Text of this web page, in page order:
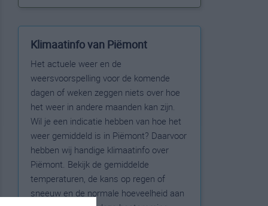
Klimaatinfo van Piëmont
Het actuele weer en de
weersvoorspelling voor de komende
dagen of weken zeggen niets over hoe
het weer in andere maanden kan zijn.
Wil je een indicatie hebben van hoe het
weer gemiddeld is in Piëmont? Daarvoor
hebben wij handige klimaatinfo over
Piëmont. Bekijk de gemiddelde
temperaturen, de kans op regen of
sneeuw en de normale hoeveelheid aan